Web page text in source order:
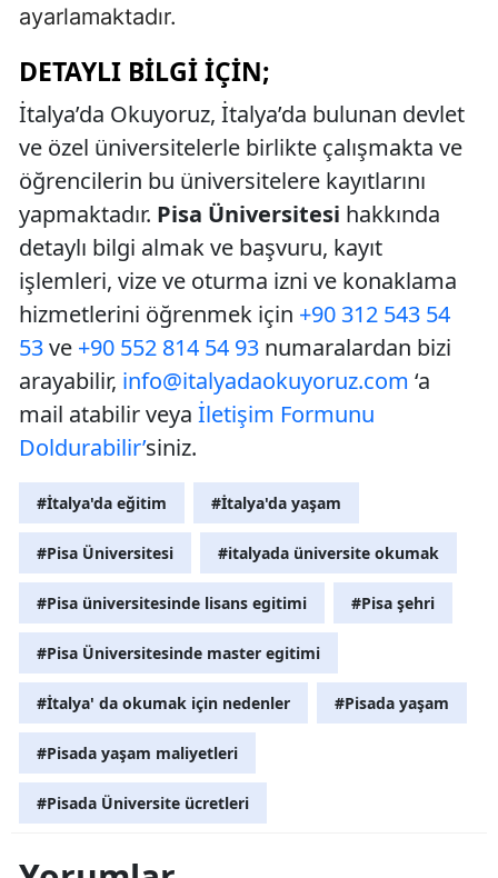
ayarlamaktadır.
DETAYLI BILGI İÇIN;
İtalya’da Okuyoruz, İtalya’da bulunan devlet
ve özel üniversitelerle birlikte çalışmakta ve
öğrencilerin bu üniversitelere kayıtlarını
yapmaktadır. Pisa Üniversitesi hakkında
detaylı bilgi almak ve başvuru, kayıt
işlemleri, vize ve oturma izni ve konaklama
hizmetlerini öğrenmek için +90 312 543 54
53ve +90 552 814 54 93 numaralardan bizi
arayabilir, info@italyadaokuyoruz.com ‘a
mail atabilir veya İletişim Formunu
Doldurabilir’siniz.
#İtalya'da eğitim #İtalya'da yaşam
#Pisa Üniversitesi #italyada üniversite okumak
#Pisa üniversitesinde lisans egitimi #Pisa şehri
#Pisa Üniversitesinde master egitimi
#İtalya' da okumak için nedenler #Pisada yaşam
#Pisada yaşam maliyetleri
#Pisada Üniversite ücretleri